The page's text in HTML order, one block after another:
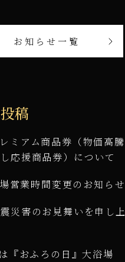
お知らせ一覧
稿
ミアム商品券（物価高騰
応援商品券）について
営業時間変更のお知らせ
災害のお見舞いを申し上
『おふろの日』大浴場